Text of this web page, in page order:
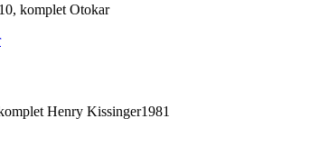
komplet Otokar
Henry Kissinger1981